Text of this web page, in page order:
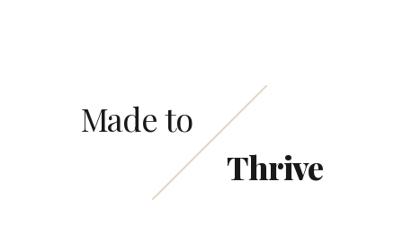
Made to
Thrive